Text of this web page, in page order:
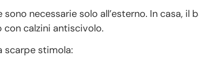
sono necessarie solo all’esterno. In casa,
con calzini antiscivolo.
scarpe stimola: